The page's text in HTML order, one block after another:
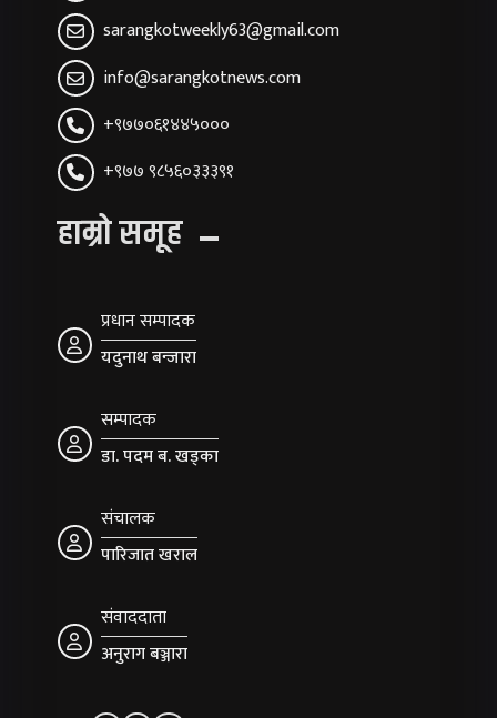
sarangkotweekly63@gmail.com
info@sarangkotnews.com
+९७७०६१४४५०००
+९७७ ९८५६०३३३९१
हाम्रो समूह
प्रधान सम्पादक
यदुनाथ बन्जारा
सम्पादक
डा. पदम ब. खड्का
संचालक
पारिजात खराल
संवाददाता
अनुराग बञ्जारा